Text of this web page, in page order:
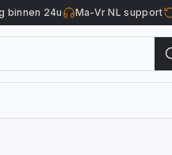
binnen 24u Ma-Vr NL support